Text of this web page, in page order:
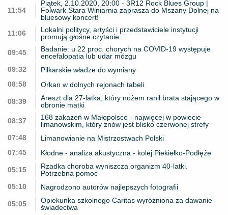
11:54
Piątek, 2.10.2020, 20:00 - 3R12 Rock Blues Group |
Folwark Stara Winiarnia zaprasza do Mszany Dolnej na
bluesowy koncert!
11:06
Lokalni politycy, artyści i przedstawiciele instytucji
promują głośne czytanie
09:45
Badanie: u 22 proc. chorych na COVID-19 występuje
encefalopatia lub udar mózgu
09:32
Piłkarskie władze do wymiany
08:58
Orkan w dolnych rejonach tabeli
08:39
Areszt dla 27-latka, który nożem ranił brata stającego w
obronie matki
08:37
168 zakażeń w Małopolsce - najwięcej w powiecie
limanowskim, który znów jest blisko czerwonej strefy
07:48
Limanowianie na Mistrzostwach Polski
07:45
Kłodne - analiza akustyczna - kolej Piekiełko-Podłęże
05:15
Rzadka choroba wyniszcza organizm 40-latki.
Potrzebna pomoc
05:10
Nagrodzono autorów najlepszych fotografii
05:05
Opiekunka szkolnego Caritas wyróżniona za dawanie
świadectwa